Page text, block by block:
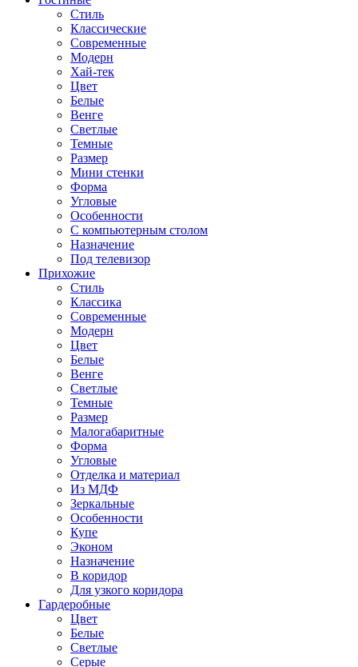
Стиль
Классические
Современные
Модерн
Хай-тек
Цвет
Белые
Венге
Светлые
Темные
Размер
Мини стенки
Форма
Угловые
Особенности
С компьютерным столом
Назначение
Под телевизор
Прихожие
Стиль
Классика
Современные
Модерн
Цвет
Белые
Венге
Светлые
Темные
Размер
Малогабаритные
Форма
Угловые
Отделка и материал
Из МДФ
Зеркальные
Особенности
Купе
Эконом
Назначение
В коридор
Для узкого коридора
Гардеробные
Цвет
Белые
Светлые
Серые